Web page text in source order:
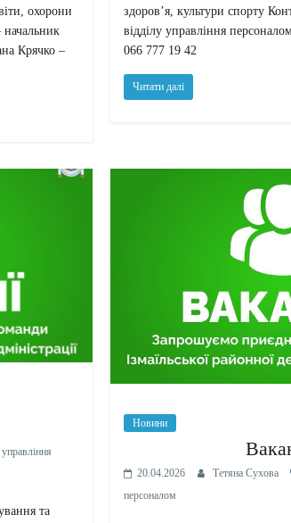
охорони
начальник
Крячко –
здоров’я, культури спорту
відділу управління
066 777 19 42
Читати далі
управління
та
Новини
20.04.2026 Тетяна Сухова
персоналом